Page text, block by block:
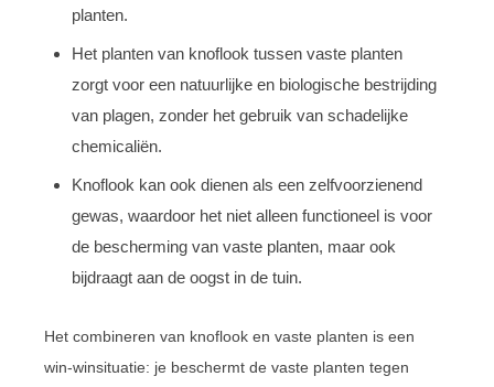
planten.
Het planten van knoflook tussen vaste planten
zorgt voor een natuurlijke en biologische bestrijding
van plagen, zonder het gebruik van schadelijke
chemicaliën.
Knoflook kan ook dienen als een zelfvoorzienend
gewas, waardoor het niet alleen functioneel is voor
de bescherming van vaste planten, maar ook
bijdraagt aan de oogst in de tuin.
Het combineren van knoflook en vaste planten is een
win-winsituatie: je beschermt de vaste planten tegen